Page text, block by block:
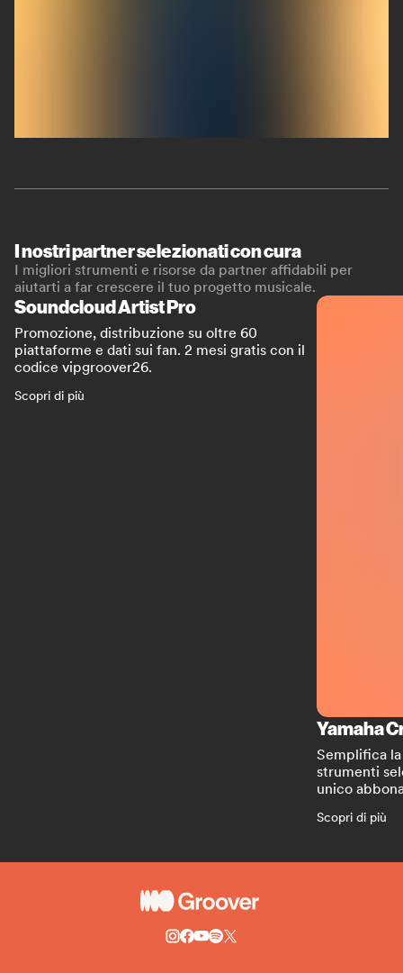
I nostri partner selezionati con cura
I migliori strumenti e risorse da partner affidabili per
aiutarti a far crescere il tuo progetto musicale.
Soundcloud Artist Pro
Promozione, distribuzione su oltre 60
piattaforme e dati sui fan. 2 mesi gratis con il
codice vipgroover26.
Scopri di più
Yamaha
Semplifica
strumenti
unico
Scopri di più